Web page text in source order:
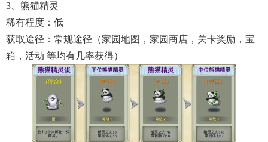
3、熊猫精灵
稀有程度：低
获取途径：常规途径（家园地图，家园商店，关卡奖励，宝
箱，活动 等均有几率获得）